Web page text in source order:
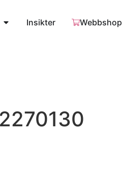
Insikter Webbshop